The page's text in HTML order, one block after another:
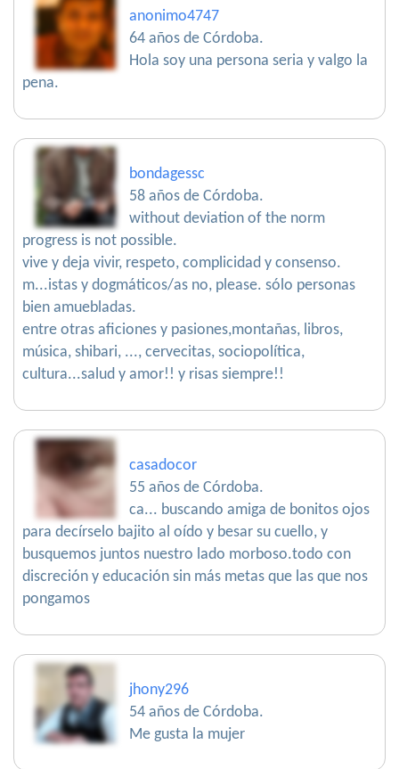
anonimo4747
64 años de Córdoba.
Hola soy una persona seria y valgo la
pena.
bondagessc
58 años de Córdoba.
without deviation of the norm
progress is not possible.
vive y deja vivir, respeto, complicidad y consenso.
m...istas y dogmáticos/as no, please. sólo personas
bien amuebladas.
entre otras aficiones y pasiones,montañas, libros,
música, shibari, ..., cervecitas, sociopolítica,
cultura...salud y amor!! y risas siempre!!
casadocor
55 años de Córdoba.
ca... buscando amiga de bonitos ojos
para decírselo bajito al oído y besar su cuello, y
busquemos juntos nuestro lado morboso.todo con
discreción y educación sin más metas que las que nos
pongamos
jhony296
54 años de Córdoba.
Me gusta la mujer